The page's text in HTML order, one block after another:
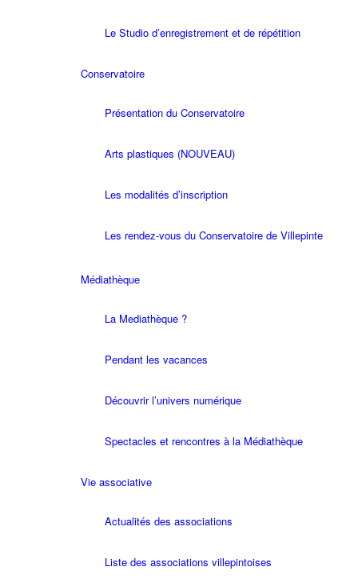
Le Studio d’enregistrement et de répétition
Conservatoire
Présentation du Conservatoire
Arts plastiques (NOUVEAU)
Les modalités d’inscription
Les rendez-vous du Conservatoire de Villepinte
Médiathèque
La Mediathèque ?
Pendant les vacances
Découvrir l’univers numérique
Spectacles et rencontres à la Médiathèque
Vie associative
Actualités des associations
Liste des associations villepintoises